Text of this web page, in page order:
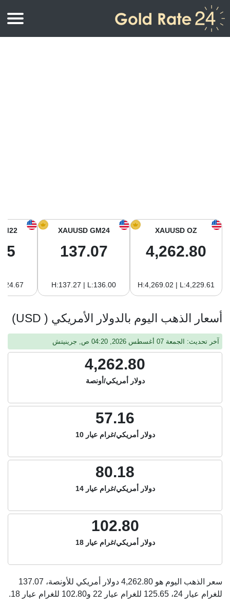
أسعار الذهب في أمريكا الجنوبية
XAUUSD OZ
4,262.80
H:4,269.02 | L:4,229.61
XAUUSD GM24
137.07
H:137.27 | L:136.00
أسعار الذهب اليوم بالدولار الأمريكي ( USD)
آخر تحديث: الجمعة 07 أغسطس 2026, 04:20 ص, جرينيتش
4,262.80
دولار أمريكي/أونصة
57.16
دولار أمريكي/غرام عيار 10
80.18
دولار أمريكي/غرام عيار 14
102.80
دولار أمريكي/غرام عيار 18
سعر الذهب اليوم هو 4,262.80 دولار أمريكي للأونصة، 137.07
للغرام عيار 24،
125.65 للغرام عيار 22 و 102.80 للغرام عيار 18.